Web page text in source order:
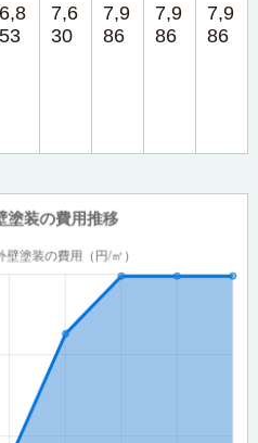
6,8
53
7,6
30
7,9
86
7,9
86
7,9
86